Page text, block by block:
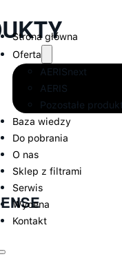
Strona główna
Oferta
AERISnext
AERIS
Pozostałe
Baza wiedzy
Do pobrania
O nas
Sklep z filtrami
Serwis
Wycena
Kontakt